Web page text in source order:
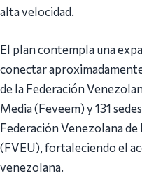
alta velocidad.
El plan contempla una
conectar
de la Federación
Media (Feveem) y 131
Federación Venezolana
(FVEU), fortaleciendo el
venezolana.